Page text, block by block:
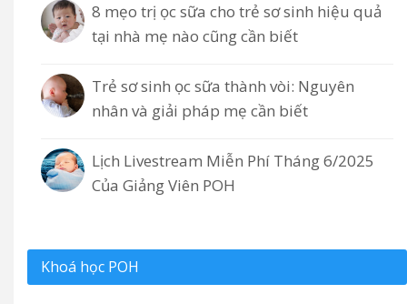
8 mẹo trị ọc sữa cho trẻ sơ sinh hiệu quả
tại nhà mẹ nào cũng cần biết
Trẻ sơ sinh ọc sữa thành vòi: Nguyên
nhân và giải pháp mẹ cần biết
Lịch Livestream Miễn Phí Tháng 6/2025
Của Giảng Viên POH
Khoá học POH